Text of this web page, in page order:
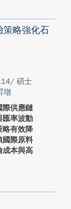
策略強化石
碩士
暾
際供應鏈
匯率波動
略有效降
國際原料
成本與高